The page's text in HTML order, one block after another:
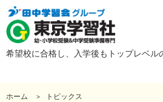
希望校に合格し、入学後もトップレベル
ホーム
トピックス